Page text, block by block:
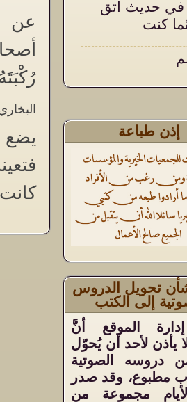
عن
يضع
في حديث اتق
كنت
الشرعية في
إذن طباعة
تحويل الدروس
إلى الكتب
الموقع أنَّ
يأذن لأحد أن يُحوّل
دروسه الصوتية
مطبوع، وقد صدر
مجموعة من